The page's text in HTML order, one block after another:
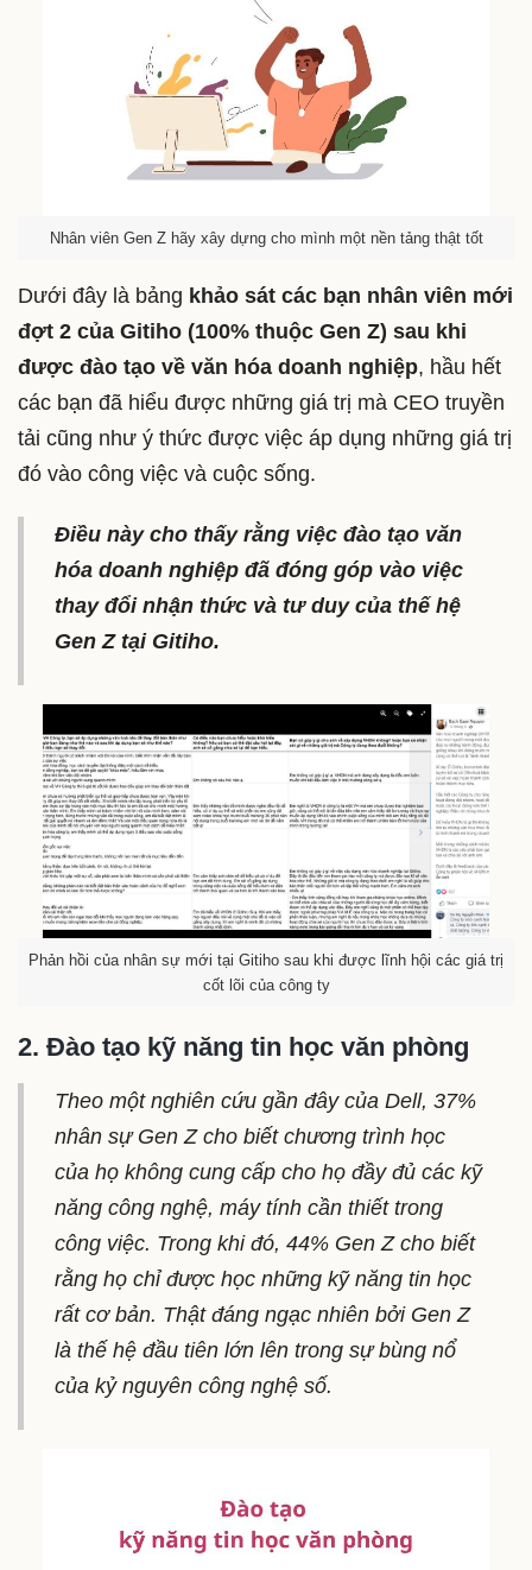
Nhân viên Gen Z hãy xây dựng cho mình một nền tảng thật tốt
Dưới đây là bảng khảo sát các bạn nhân viên mới
đợt 2 của Gitiho (100% thuộc Gen Z) sau khi
được đào tạo về văn hóa doanh nghiệp, hầu hết
các bạn đã hiểu được những giá trị mà CEO truyền
tải cũng như ý thức được việc áp dụng những giá trị
đó vào công việc và cuộc sống.
Điều này cho thấy rằng việc đào tạo văn
hóa doanh nghiệp đã đóng góp vào việc
thay đổi nhận thức và tư duy của thế hệ
Gen Z tại Gitiho.
Phản hồi của nhân sự mới tại Gitiho sau khi được lĩnh hội các giá trị
cốt lõi của công ty
2. Đào tạo kỹ năng tin học văn phòng
Theo một nghiên cứu gần đây của Dell, 37%
nhân sự Gen Z cho biết chương trình học
của họ không cung cấp cho họ đầy đủ các kỹ
năng công nghệ, máy tính cần thiết trong
công việc. Trong khi đó, 44% Gen Z cho biết
rằng họ chỉ được học những kỹ năng tin học
rất cơ bản. Thật đáng ngạc nhiên bởi Gen Z
là thế hệ đầu tiên lớn lên trong sự bùng nổ
của kỷ nguyên công nghệ số.